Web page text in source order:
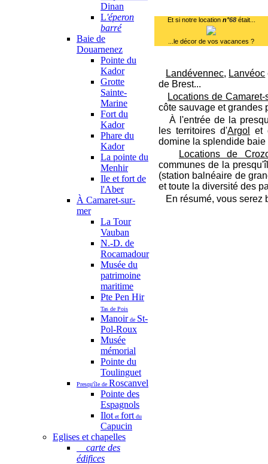
Dinan
L'éperon
barré
Baie de
Douarnenez
Pointe du
Kador
Grotte
Sainte-
Marine
Fort du
Kador
Phare du
Kador
La pointe du
Menhir
Ile et fort de
l'Aber
À Camaret-sur-
mer
La Tour
Vauban
N.-D. de
Rocamadour
Musée du
patrimoine
maritime
Pte Pen Hir
Tas de Pois
Manoirde St-
Pol-Roux
Musée
mémorial
Pointe du
Toulinguet
Presqu'île de Roscanvel
Pointe des
Espagnols
Ilot et fort du
Capucin
Eglises et chapelles
carte des
édifices
Et si notre location n°68était...
...le décor de vos vacances ?
Landévennec, Lanvéoc
de Brest...
Locations de Camaret-
côte sauvage et grandes
À l'entrée de la
les territoires d'Argol
et
domine la splendide
Locations de
communes de la
(station balnéaire de
et toute la diversité des
En résumé, vous serez